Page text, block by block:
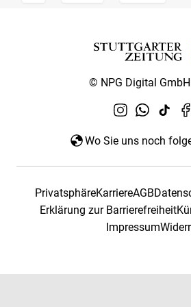
© NPG Digital
Wo Sie uns noch
PrivatsphäreKarriereAGB
Erklärung zur Barrierefreiheit
Impressum